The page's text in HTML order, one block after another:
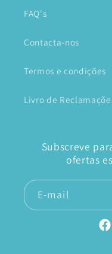
FAQ's
Contacta-nos
Termos e condições
Livro de
Subscreve
ofertas
E-mail